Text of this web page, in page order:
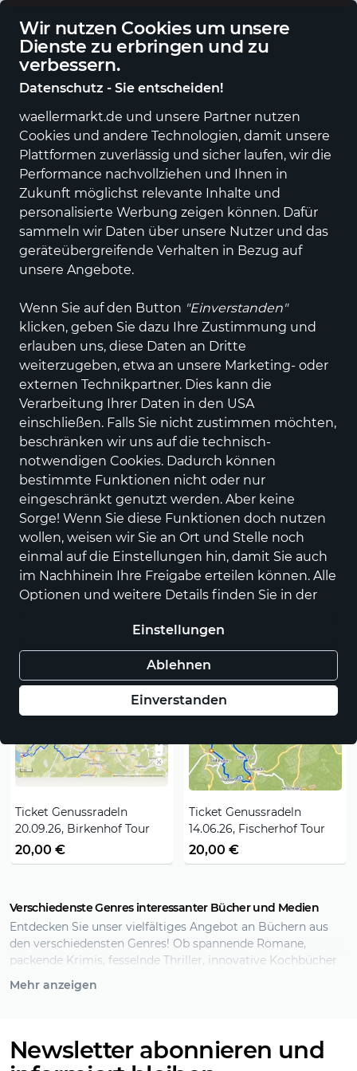
Wir nutzen Cookies um unsere
Dienste zu erbringen und zu
verbessern.
Datenschutz - Sie entscheiden!
waellermarkt.de und unsere Partner nutzen
Cookies und andere Technologien, damit unsere
Plattformen zuverlässig und sicher laufen, wir die
Performance nachvollziehen und Ihnen in
Zukunft möglichst relevante Inhalte und
personalisierte Werbung zeigen können. Dafür
sammeln wir Daten über unsere Nutzer und das
geräteübergreifende Verhalten in Bezug auf
unsere Angebote.
Wenn Sie auf den Button "Einverstanden"
klicken, geben Sie dazu Ihre Zustimmung und
erlauben uns, diese Daten an Dritte
weiterzugeben, etwa an unsere Marketing- oder
externen Technikpartner. Dies kann die
Verarbeitung Ihrer Daten in den USA
einschließen. Falls Sie nicht zustimmen möchten,
beschränken wir uns auf die technisch-
notwendigen Cookies. Dadurch können
bestimmte Funktionen nicht oder nur
eingeschränkt genutzt werden. Aber keine
Sorge! Wenn Sie diese Funktionen doch nutzen
wollen, weisen wir Sie an Ort und Stelle noch
einmal auf die Einstellungen hin, damit Sie auch
im Nachhinein Ihre Freigabe erteilen können. Alle
Optionen und weitere Details finden Sie in der
Einstellungen
Ablehnen
Einverstanden
Alle Kategorien Neuheiten Angebote Sportartikel
Einkaufen im wällermarkt Bücher & Medien
Bücher und Medien von
regionalen Anbietern
online kaufen
ALLE FILTER
5 Produkte
Ticket Genussradeln
22.10.26, MAROTHER
Ticket Genussradeln
23.08.26, Die IDEE Tour
Ticket Genussradeln
20.09.26, Birkenhof Tour
20,00 €
Ticket Genussradeln
14.06.26, Fischerhof Tour
20,00 €
Verschiedenste Genres interessanter Bücher und Medien
Entdecken Sie unser vielfältiges Angebot an Büchern aus
den verschiedensten Genres! Ob spannende Romane,
packende Krimis, fesselnde Thriller, innovative Kochbücher
oder inspirierende Lehrbücher- und medien – bei uns finden
Sie garantiert das passende Produkt für jeden Geschmack.
oder Klassiker der Literatur genießen. Unser Sortiment
umfasst auch Fachbücher, Biografien und Kinderbücher.
Mehr anzeigen
Newsletter abonnieren und